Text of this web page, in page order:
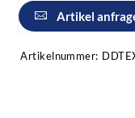
Artikel
Artikelnummer: